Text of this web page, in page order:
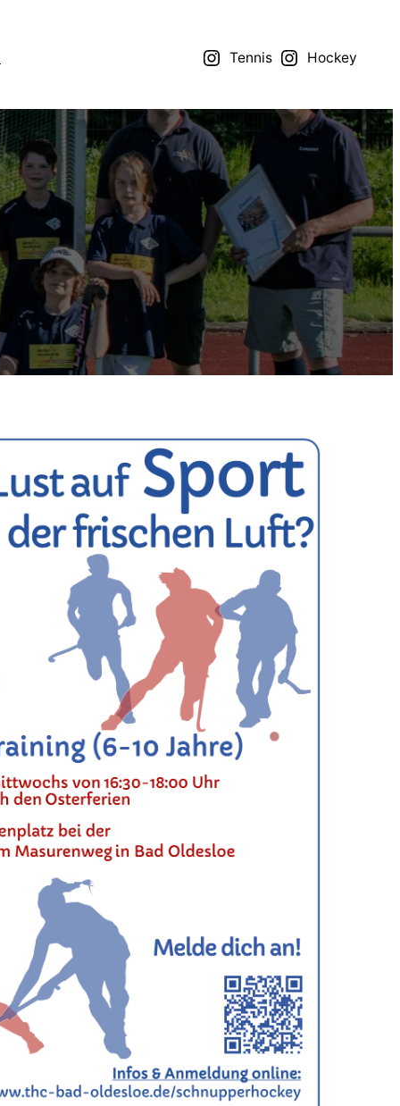
Tennis Hockey